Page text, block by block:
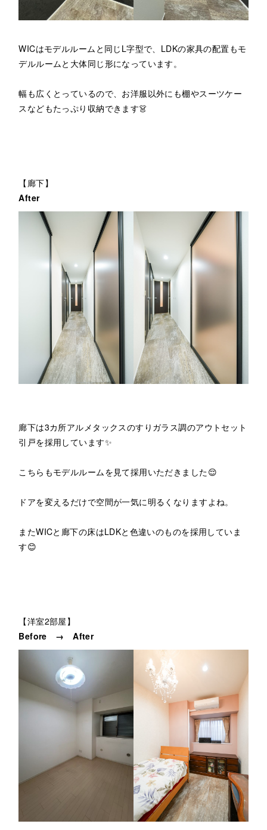
WICはモデルルームと同じL字型で、LDKの家具の配置もモ
デルルームと大体同じ形になっています。
幅も広くとっているので、お洋服以外にも棚やスーツケー
スなどもたっぷり収納できます👗
【廊下】
After
廊下は3カ所アルメタックスのすりガラス調のアウトセット
引戸を採用しています✨
こちらもモデルルームを見て採用いただきました😌
ドアを変えるだけで空間が一気に明るくなりますよね。
またWICと廊下の床はLDKと色違いのものを採用していま
す😊
【洋室2部屋】
Before → After